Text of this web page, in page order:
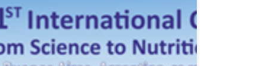
za više informacija posetite www.iuns-
icn2017.com